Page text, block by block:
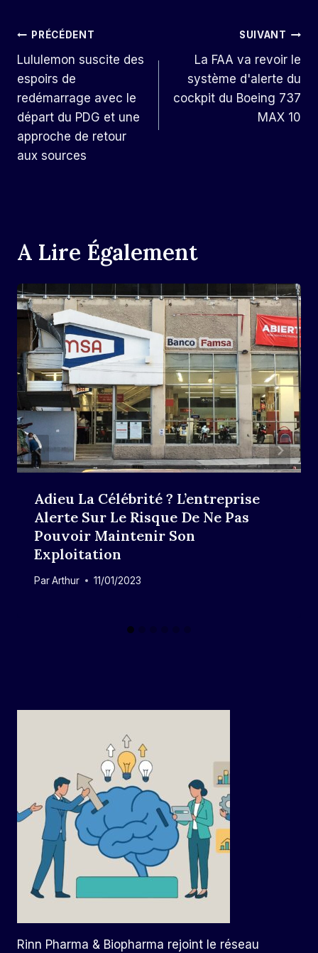
Navigation
De
L’article
PRÉCÉDENT
Lululemon suscite des
espoirs de
redémarrage avec le
départ du PDG et une
approche de retour
aux sources
SUIVANT
La FAA va revoir le
système d'alerte du
cockpit du Boeing 737
MAX 10
A Lire Également
Adieu La Célébrité ? L’entreprise
Alerte Sur Le Risque De Ne Pas
Pouvoir Maintenir Son
Exploitation
ParArthur 11/01/2023
Rinn Pharma & Biopharma rejoint le réseau